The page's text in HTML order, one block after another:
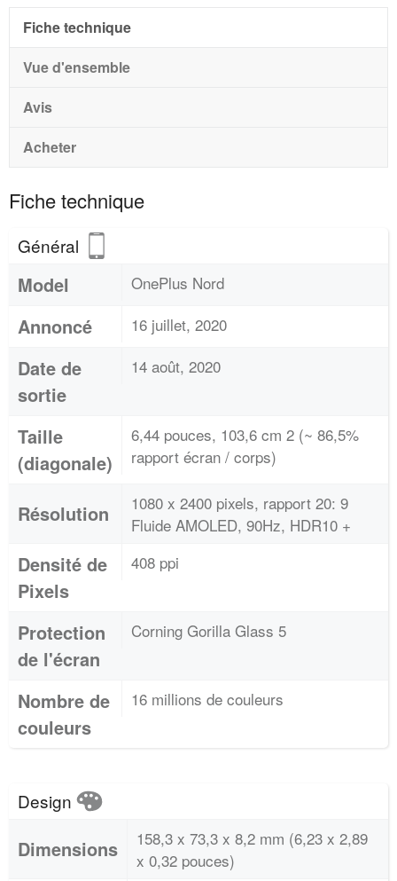
Fiche technique
Vue d'ensemble
Avis
Acheter
Fiche technique
Général
Model OnePlus Nord
Annoncé 16 juillet, 2020
Date de
sortie
14 août, 2020
Taille
(diagonale)
6,44 pouces, 103,6 cm 2 (~ 86,5%
rapport écran / corps)
Résolution
1080 x 2400 pixels, rapport 20: 9
Fluide AMOLED, 90Hz, HDR10 +
Densité de
Pixels
408 ppi
Protection
de l'écran
Corning Gorilla Glass 5
Nombre de
couleurs
16 millions de couleurs
Design
Dimensions
158,3 x 73,3 x 8,2 mm (6,23 x 2,89
x 0,32 pouces)